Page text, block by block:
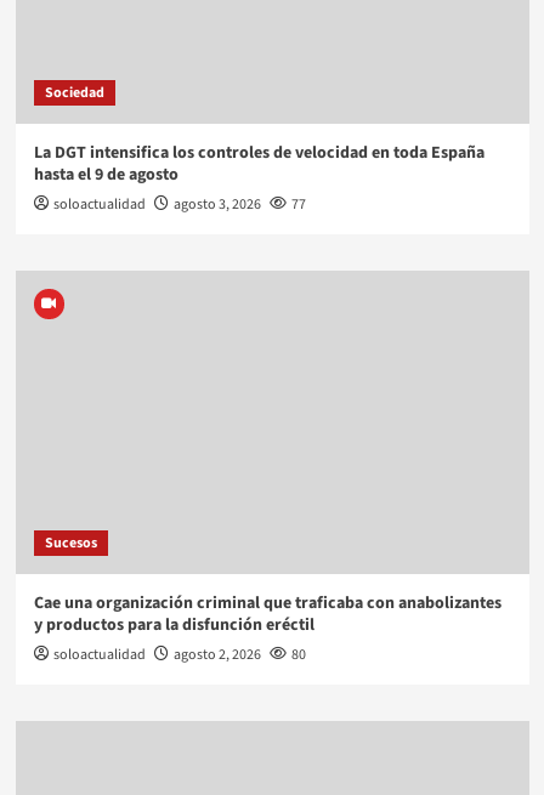
Sociedad
La DGT intensifica los controles de velocidad en toda España
hasta el 9 de agosto
soloactualidad agosto 3, 2026 77
Sucesos
Cae una organización criminal que traficaba con anabolizantes
y productos para la disfunción eréctil
soloactualidad agosto 2, 2026 80